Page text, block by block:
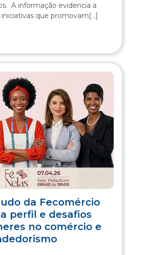
A informação evidencia a
que promovam[...]
da Fecomércio
perfil e desafios
no comércio e